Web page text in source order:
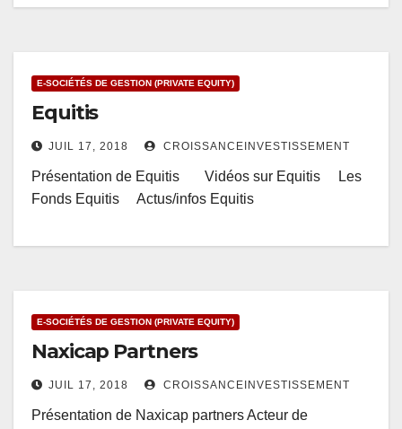
E-SOCIÉTÉS DE GESTION (PRIVATE EQUITY)
Equitis
JUIL 17, 2018 CROISSANCEINVESTISSEMENT
Présentation de Equitis Vidéos sur Equitis Les
Fonds Equitis Actus/infos Equitis
E-SOCIÉTÉS DE GESTION (PRIVATE EQUITY)
Naxicap Partners
JUIL 17, 2018 CROISSANCEINVESTISSEMENT
Présentation de Naxicap partners Acteur de